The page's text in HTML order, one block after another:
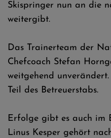
Skispringer nun an die
weitergibt.
Das Trainerteam der
Chefcoach Stefan
weitgehend
Teil des Betreuerstabs.
Erfolge gibt es auch im
Linus Kesper gehört